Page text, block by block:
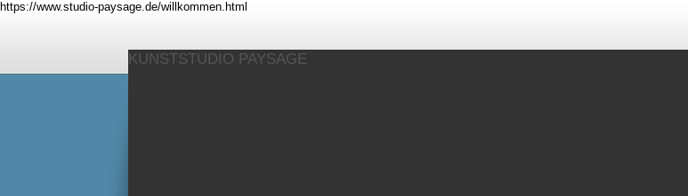
https://www.studio-paysage.de/willkommen.html
KUNSTSTUDIO PAYSAGE